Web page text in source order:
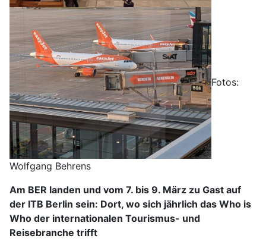
Fotos:
Wolfgang Behrens
Am BER landen und vom 7. bis 9. März zu Gast auf
der ITB Berlin sein: Dort, wo sich jährlich das Who is
Who der internationalen Tourismus- und
Reisebranche trifft